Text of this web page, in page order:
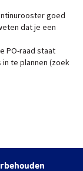
goed
dat je een
PO-raad staat
te plannen (zoek